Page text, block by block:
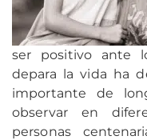
ser positivo ante
depara la vida ha
importante de
observar en
personas